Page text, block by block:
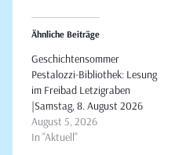
Ähnliche Beiträge
Geschichtensommer
Pestalozzi-Bibliothek: Lesung
im Freibad Letzigraben
|Samstag, 8. August 2026
August 5, 2026
In "Aktuell"